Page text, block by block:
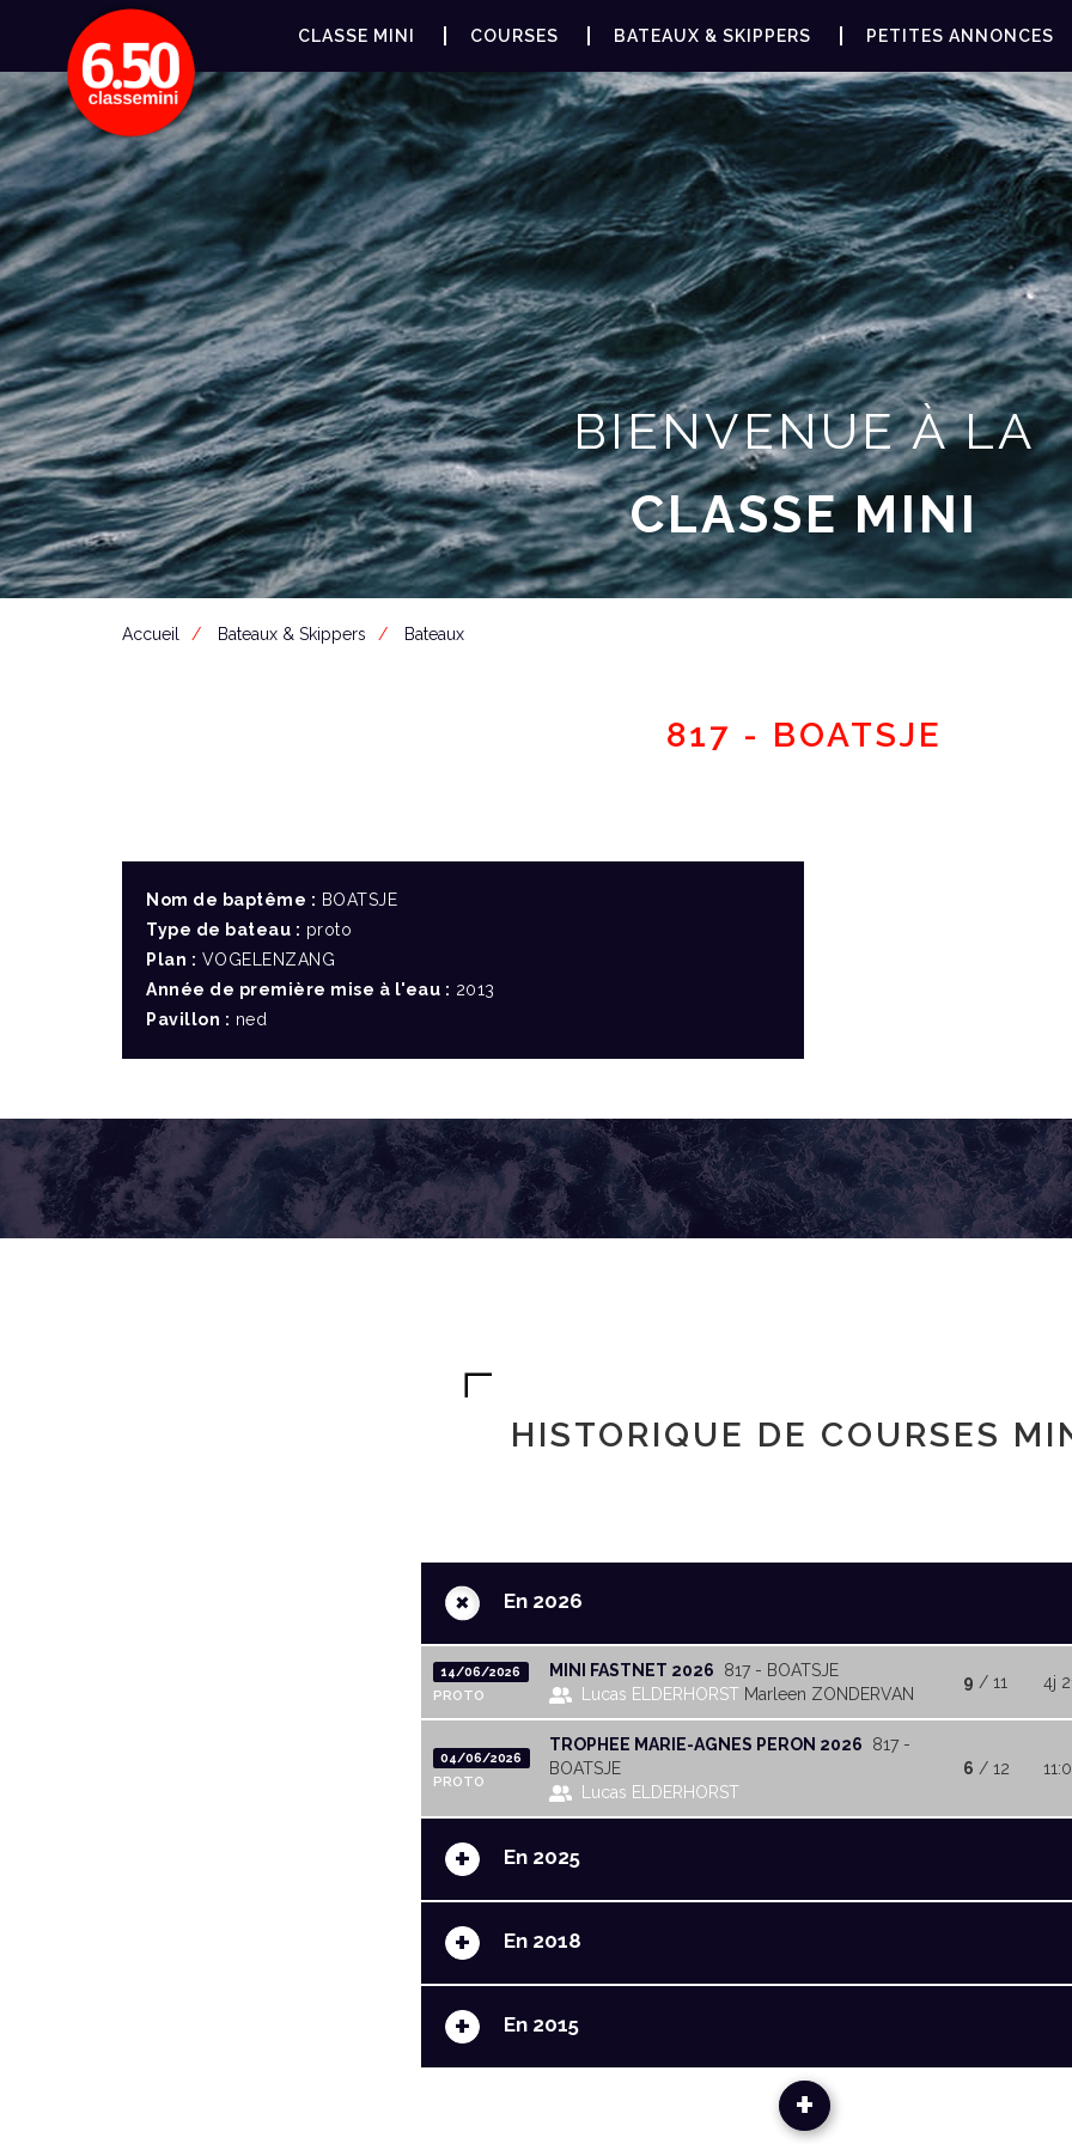
CLASSE MINI COURSES BATEAUX & SKIPPERS PETITES ANNONCES
BIENVENUE À LA
CLASSE MINI
Accueil Bateaux & Skippers Bateaux
817 - BOATSJE
Nom de baptême : BOATSJE
Type de bateau : proto
Plan : VOGELENZANG
Année de première mise à l'eau : 2013
Pavillon : ned
HISTORIQUE DE COURSES
+ En 2026
14/06/2026
PROTO
MINI FASTNET 2026
817 - BOATSJE
Lucas ELDERHORST Marleen ZONDERVAN
9 / 11 4j
04/06/2026
PROTO
TROPHEE MARIE-AGNES PERON 2026
817 -
BOATSJE
Lucas ELDERHORST
6 / 12
+ En 2025
+ En 2018
+ En 2015
+